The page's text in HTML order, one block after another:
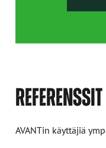
REFERENSSIT
AVANTin käyttäjiä